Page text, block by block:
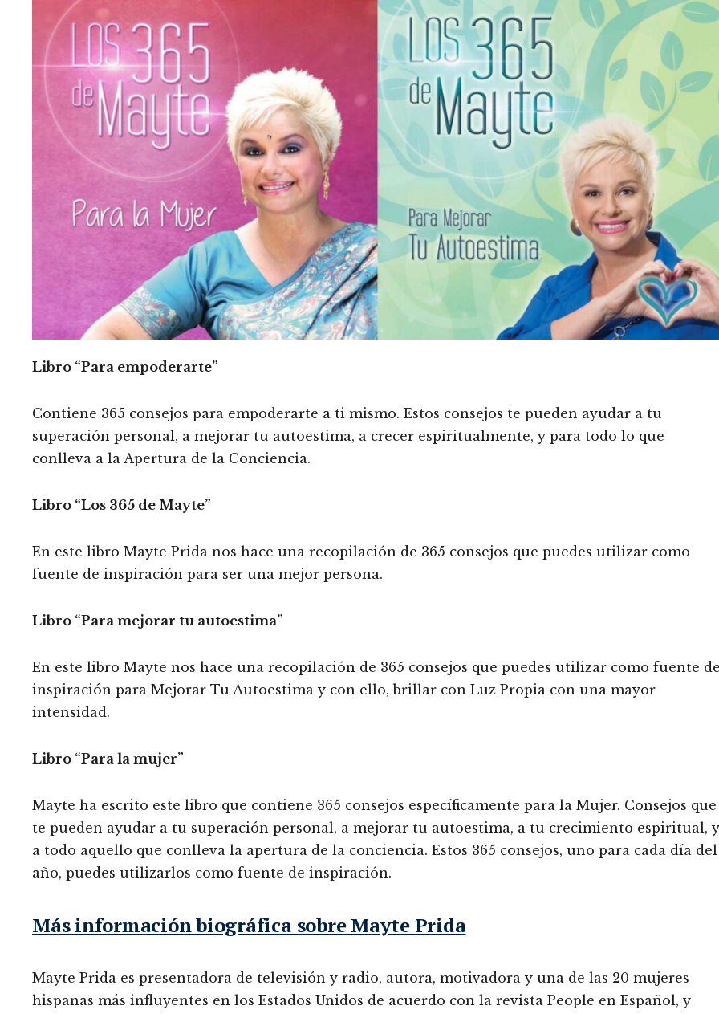
Libro “Para empoderarte”
Contiene 365 consejos para empoderarte a ti mismo. Estos consejos te pueden ayudar a tu
superación personal, a mejorar tu autoestima, a crecer espiritualmente, y para todo lo que
conlleva a la Apertura de la Conciencia.
Libro “Los 365 de Mayte”
En este libro Mayte Prida nos hace una recopilación de 365 consejos que puedes utilizar como
fuente de inspiración para ser una mejor persona.
Libro “Para mejorar tu autoestima”
En este libro Mayte nos hace una recopilación de 365 consejos que puedes utilizar como fuente
inspiración para Mejorar Tu Autoestima y con ello, brillar con Luz Propia con una mayor
intensidad.
Libro “Para la mujer”
Mayte ha escrito este libro que contiene 365 consejos específicamente para la Mujer. Consejos que
te pueden ayudar a tu superación personal, a mejorar tu autoestima, a tu crecimiento espiritual, y
a todo aquello que conlleva la apertura de la conciencia. Estos 365 consejos, uno para cada día del
año, puedes utilizarlos como fuente de inspiración.
Más información biográfica sobre Mayte Prida
Mayte Prida es presentadora de televisión y radio, autora, motivadora y una de las 20 mujeres
hispanas más influyentes en los Estados Unidos de acuerdo con la revista People en Español, y